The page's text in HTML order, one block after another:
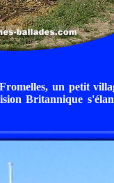
un petit
Britannique